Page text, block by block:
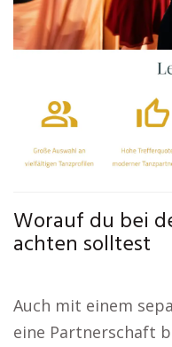
Worauf du bei
achten solltest
Auch mit einem
eine Partnerschaft